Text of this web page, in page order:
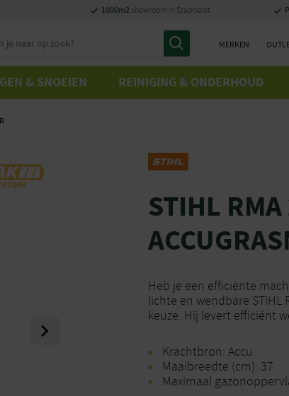
1000m2 showroom in Staphorst
MERKEN
& SNOEIEN REINIGING & ONDERHOUD
Next
STIHL
Heb je een efficiënte
lichte en wendbare STIHL
keuze. Hij levert efficiënt
Krachtbron: Accu
Maaibreedte (cm): 37
Maximaal